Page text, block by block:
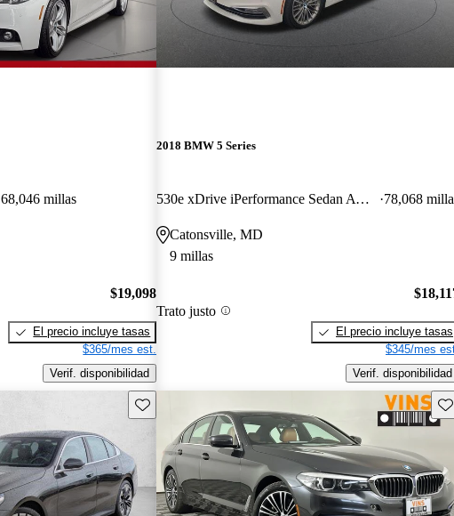
68,046 millas
$19,098
El precio incluye tasas
$365/mes est.
Verif. disponibilidad
2018 BMW 5 Series
530e xDrive iPerformance Sedan AWD 78,068
Catonsville, MD
9 millas
Trato justo
El precio incluye tasas
$345/mes
Verif. disponibilidad
Guarda este Aviso